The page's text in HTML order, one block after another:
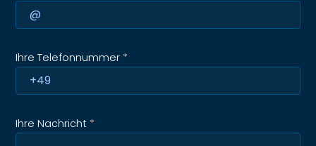
Ihre Telefonnummer *
Ihre Nachricht *